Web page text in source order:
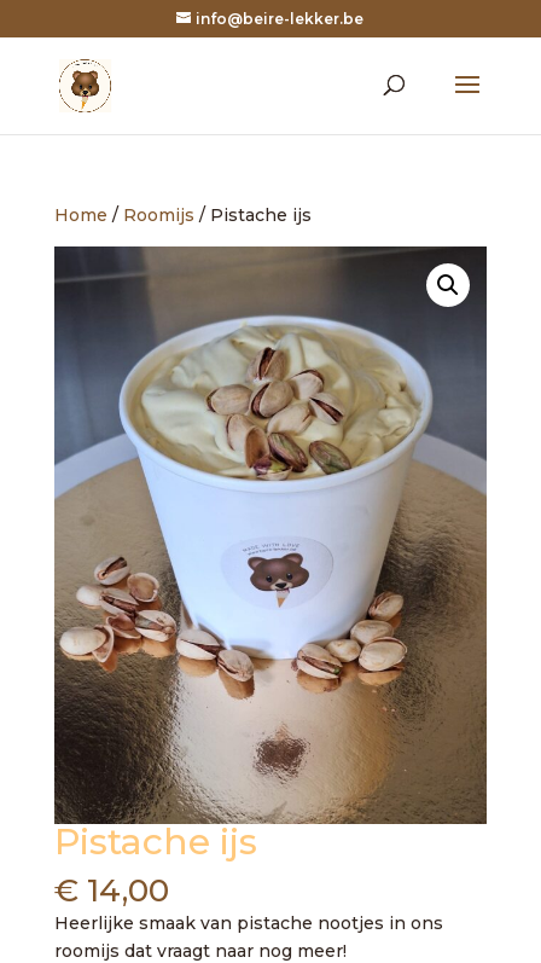
info@beire-lekker.be
Home / Roomijs / Pistache ijs
Pistache ijs
€14,00
Heerlijke smaak van pistache nootjes in ons
roomijs dat vraagt naar nog meer!